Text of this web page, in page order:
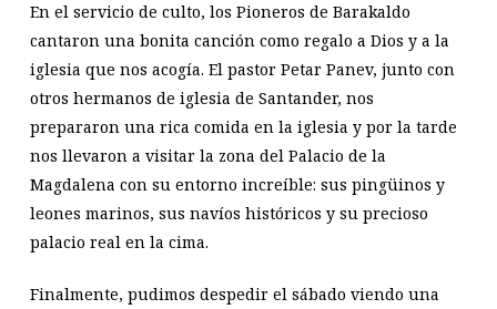
En el servicio de culto, los Pioneros de Barakaldo
cantaron una bonita canción como regalo a Dios y a la
iglesia que nos acogía. El pastor Petar Panev, junto con
otros hermanos de iglesia de Santander, nos
prepararon una rica comida en la iglesia y por la tarde
nos llevaron a visitar la zona del Palacio de la
Magdalena con su entorno increíble: sus pingüinos y
leones marinos, sus navíos históricos y su precioso
palacio real en la cima.
Finalmente, pudimos despedir el sábado viendo una